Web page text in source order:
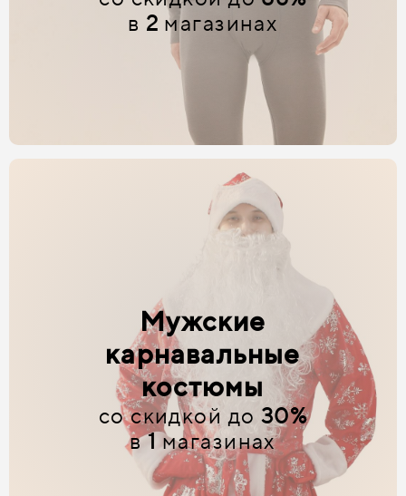
в 2 магазинах
Мужские
карнавальные
костюмы
со скидкой до 30%
в1 магазинах